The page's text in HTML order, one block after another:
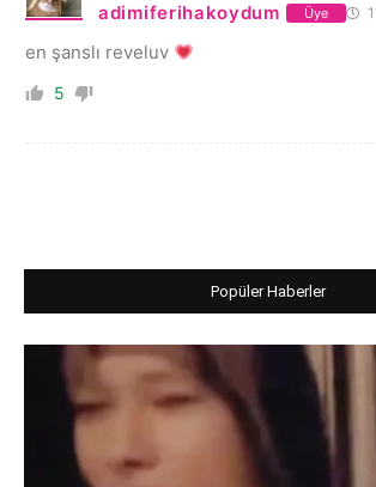
adimiferihakoydum Üye
en şanslı reveluv
5
Popüler Haberler